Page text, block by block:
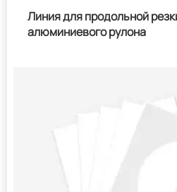
Линия для продольной
алюминиевого рулона